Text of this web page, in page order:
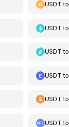
USDT
USDT
USDT
USDT
USDT
USDT